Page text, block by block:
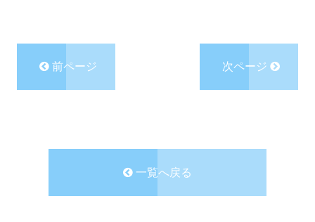
前ページ 次ページ
一覧へ戻る